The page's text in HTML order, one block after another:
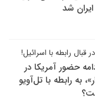
شد
قبال رابطه با اسرائیل!
حضور آمریکا در
به رابطه با تل‌آویو